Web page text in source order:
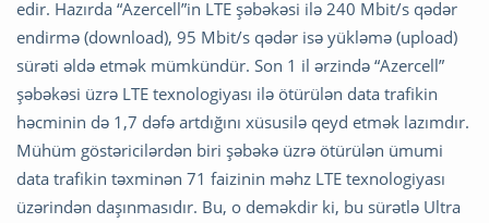
edir. Hazırda “Azercell”in LTE şəbəkəsi ilə 240 Mbit/s qədər
endirmə (download), 95 Mbit/s qədər isə yükləmə (upload)
sürəti əldə etmək mümkündür. Son 1 il ərzində “Azercell”
şəbəkəsi üzrə LTE texnologiyası ilə ötürülən data trafikin
həcminin də 1,7 dəfə artdığını xüsusilə qeyd etmək lazımdır.
Mühüm göstəricilərdən biri şəbəkə üzrə ötürülən ümumi
data trafikin təxminən 71 faizinin məhz LTE texnologiyası
üzərindən daşınmasıdır. Bu, o deməkdir ki, bu sürətlə Ultra